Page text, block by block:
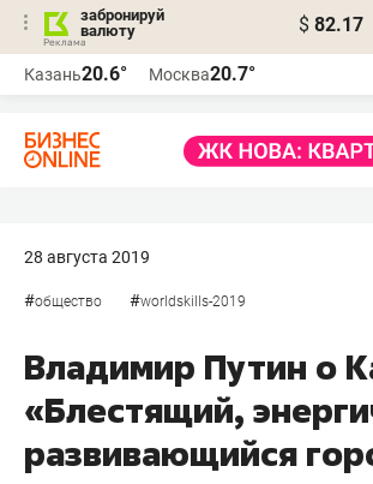
забронируй
валюту
$ 82.17
Казань20.6° Москва20.7°
28 августа 2019
#общество #worldskills-2019
Владимир Путин о
«Блестящий,
развивающийся